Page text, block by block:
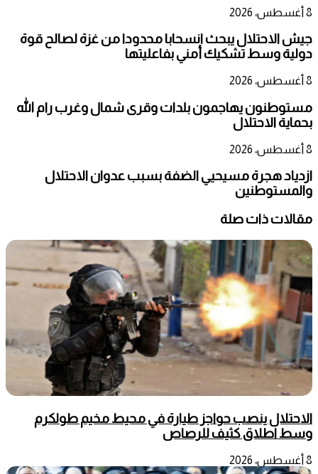
8 أغسطس، 2026
جيش الاحتلال يبحث انسحابا محدودا من غزة لصالح قوة
دولية وسط تشكيك أمني بفاعليتها
8 أغسطس، 2026
مستوطنون يهاجمون بلدات وقرى شمال وغرب رام الله
بحماية الاحتلال
8 أغسطس، 2026
ازدياد هجرة مسيحيي الضفة بسبب عدوان الاحتلال
والمستوطنين
مقالات ذات صلة
الاحتلال ينصب حواجز طيارة في محيط مخيم طولكرم
وسط اطلاق كثيف للرصاص
8 أغسطس، 2026